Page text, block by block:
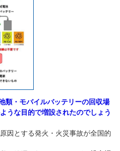
類・モバイルバッテリーの回収場
うな目的で増設されたのでしょう
因とする発火・火災事故が全国的